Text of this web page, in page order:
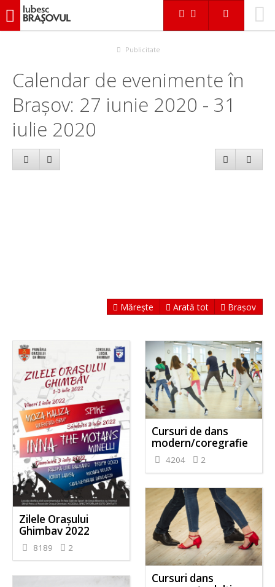
iubescbraşovul.ro
Publicitate
Calendar de evenimente în
Brașov: 27 iunie 2020 - 31
iulie 2020
Mărește Arată tot Brașov
Zilele Orașului
Ghimbav 2022
8189 2
Cursuri de dans
modern/coregrafie
4204 2
Cursuri dans